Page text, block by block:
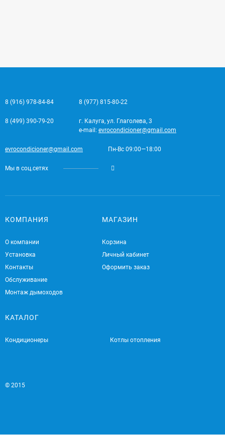
8 (916) 978-84-84 8 (977) 815-80-22
8 (499) 390-79-20
г. Калуга, ул. Глаголева, 3
e-mail: evrocondicioner@gmail.com
evrocondicioner@gmail.com Пн-Вс 09:00—18:00
Мы в соц.сетях
КОМПАНИЯ
О компании
Установка
Контакты
Обслуживание
Монтаж дымоходов
МАГАЗИН
Корзина
Личный кабинет
Оформить заказ
КАТАЛОГ
Кондиционеры Котлы отопления
© 2015